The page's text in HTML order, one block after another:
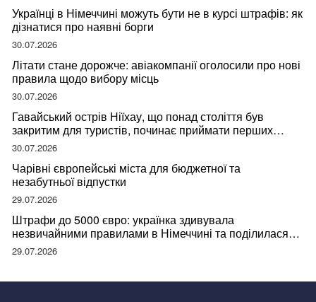
Українці в Німеччині можуть бути не в курсі штрафів: як
дізнатися про наявні борги
30.07.2026
Літати стане дорожче: авіакомпанії оголосили про нові
правила щодо вибору місць
30.07.2026
Гавайський острів Ніїхау, що понад століття був
закритим для туристів, починає приймати перших
відвідувачів
30.07.2026
Чарівні європейські міста для бюджетної та
незабутньої відпустки
29.07.2026
Штрафи до 5000 євро: українка здивувала
незвичайними правилами в Німеччині та поділилася
правдою
29.07.2026